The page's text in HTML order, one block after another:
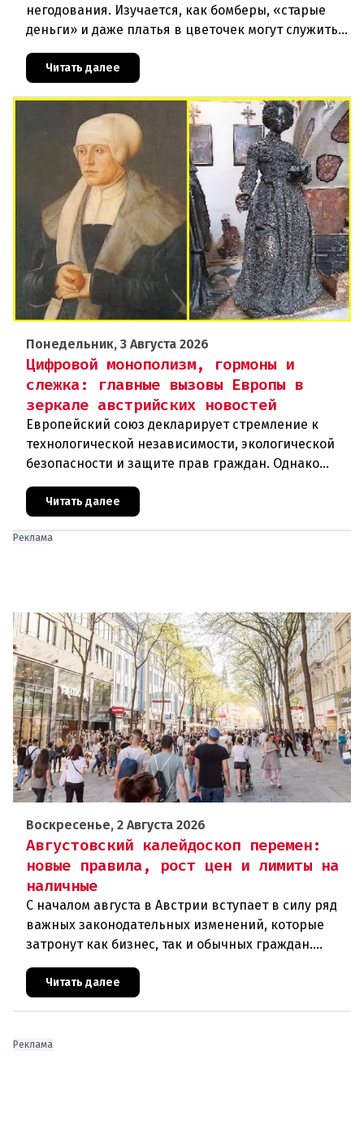
негодования. Изучается, как бомберы, «старые
деньги» и даже платья в цветочек могут служить
инструментом пропаганды. Оппоненты требуют
ответа от министра наук
Читать далее
Понедельник, 3 Августа 2026
Цифровой монополизм, гормоны и
слежка: главные вызовы Европы в
зеркале австрийских новостей
Европейский союз декларирует стремление к
технологической независимости, экологической
безопасности и защите прав граждан. Однако
последние события в Австрии и решение
Брюсселя показывают: реальная п
Читать далее
Реклама
Воскресенье, 2 Августа 2026
Августовский калейдоскоп перемен:
новые правила, рост цен и лимиты на
наличные
С началом августа в Австрии вступает в силу ряд
важных законодательных изменений, которые
затронут как бизнес, так и обычных граждан.
Ключевые нововведения сконцентрированы в
строительном секторе и сф
Читать далее
Реклама